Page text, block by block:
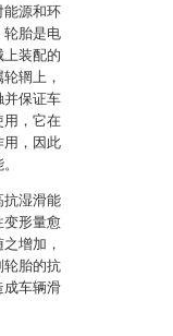
能源和环
轮胎是电
装配的
辋上，
并保证车
用，它在
用，因此
抗湿滑能
变形量愈
增加，
轮胎的抗
成车辆滑